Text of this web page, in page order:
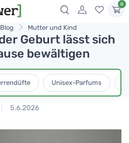
0
Blog Mutter und Kind
Geburt lässt sich
bewältigen
Unisex-Parfums
5.6.2026